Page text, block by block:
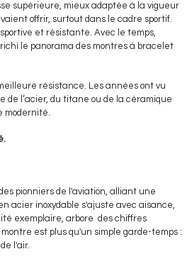
supérieure, mieux adaptée à la vigueur
offrir, surtout dans le cadre sportif.
et résistante. Avec le temps,
le panorama des montres à bracelet
résistance. Les années ont vu
de l’acier, du titane ou de la céramique
modernité.
pionniers de l'aviation, alliant une
acier inoxydable s'ajuste avec aisance,
exemplaire, arbore des chiffres
est plus qu'un simple garde-temps :
l'air.